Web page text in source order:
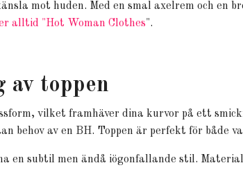
mot huden. Med en smal axelrem och en
alltid "Hot Woman Clothes".
av toppen
vilket framhäver dina kurvor på ett
behov av en BH. Toppen är perfekt för både
en subtil men ändå iögonfallande stil.